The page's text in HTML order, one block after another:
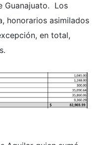
Guanajuato. Los
honorarios asimilados
en total,